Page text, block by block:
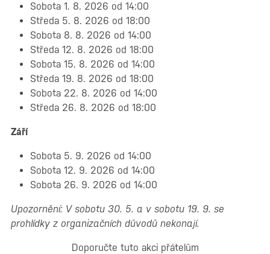
Sobota 1. 8. 2026 od 14:00
Středa 5. 8. 2026 od 18:00
Sobota 8. 8. 2026 od 14:00
Středa 12. 8. 2026 od 18:00
Sobota 15. 8. 2026 od 14:00
Středa 19. 8. 2026 od 18:00
Sobota 22. 8. 2026 od 14:00
Středa 26. 8. 2026 od 18:00
Září
Sobota 5. 9. 2026 od 14:00
Sobota 12. 9. 2026 od 14:00
Sobota 26. 9. 2026 od 14:00
Upozornění: V sobotu 30. 5. a v sobotu 19. 9. se
prohlídky z organizačních důvodů nekonají.
Doporučte tuto akci přátelům